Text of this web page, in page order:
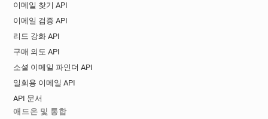
이메일 찾기 API
이메일 검증 API
리드 강화 API
구매 의도 API
소셜 이메일 파인더 API
일회용 이메일 API
API 문서
애드온 및 통합